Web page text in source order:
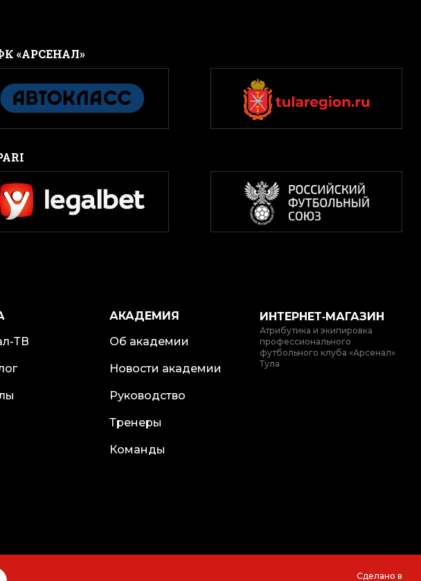
«АРСЕНАЛ»
ТВ
АКАДЕМИЯ
Об академии
Новости академии
Руководство
Тренеры
Команды
ИНТЕРНЕТ‑МАГАЗИН
Атрибутика и экипировка
профессионального
футбольного клуба «Арсенал»
Тула
Сделано в